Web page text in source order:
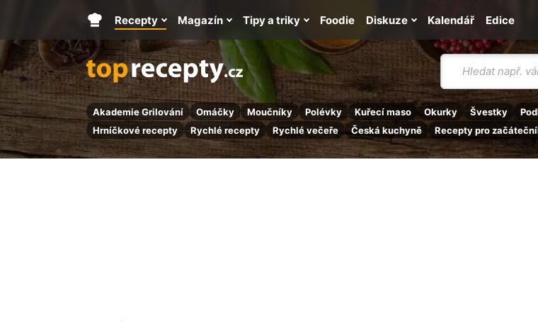
Vyhledávání
Akademie Grilování Omáčky Moučníky Polévky Kuřecí maso Okurky Švestky
Hrníčkové recepty
Rychlé recepty Rychlé večeře Česká kuchyně Recepty pro
Hlavní
stránka
Recepty Magazín Tipy a triky Kalendář
Foodie Diskuze Edice